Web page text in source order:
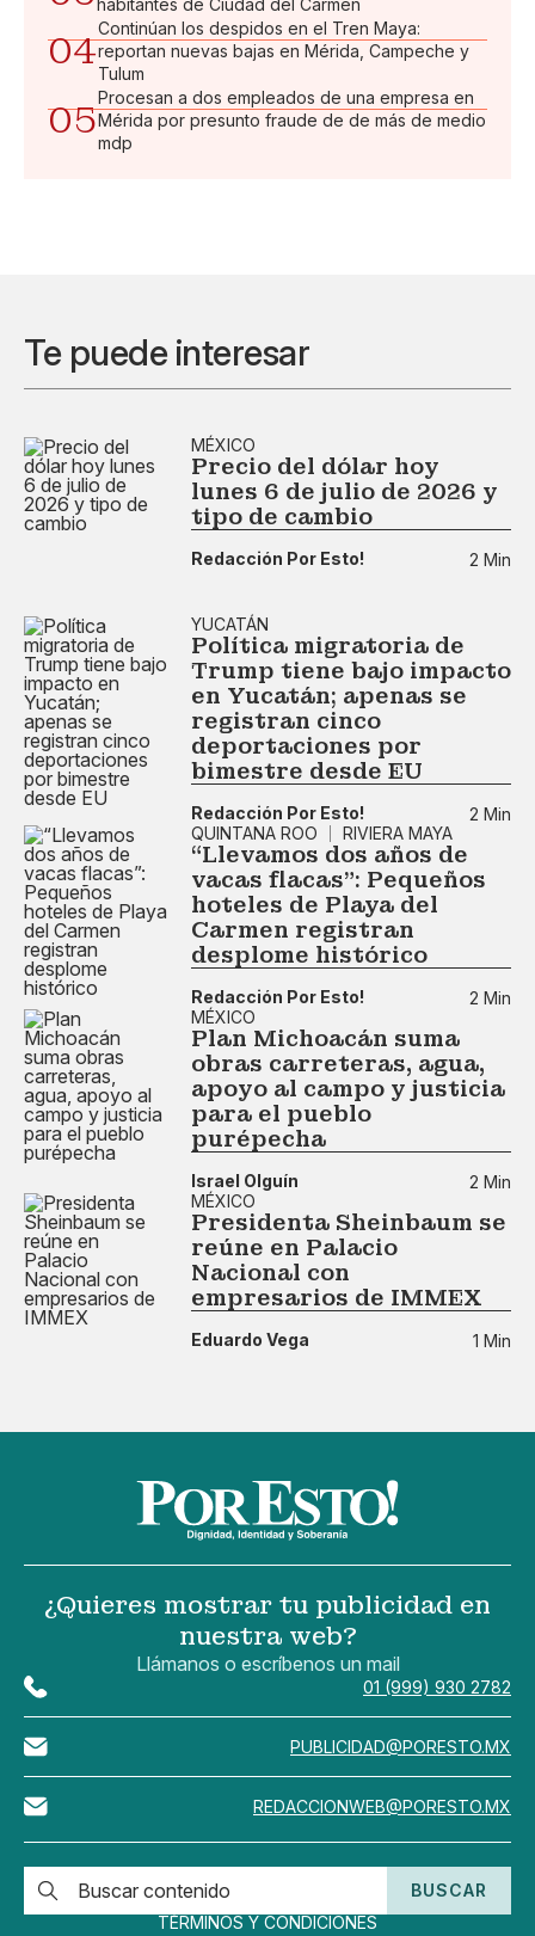
04
Continúan los despidos en el Tren Maya:
reportan nuevas bajas en Mérida, Campeche y
Tulum
05
Procesan a dos empleados de una empresa en
Mérida por presunto fraude de de más de medio
mdp
Te puede interesar
MÉXICO
Precio del dólar hoy
lunes 6 de julio de 2026 y
tipo de cambio
Redacción Por Esto! 2 Min
YUCATÁN
Política migratoria de
Trump tiene bajo impacto
en Yucatán; apenas se
registran cinco
deportaciones por
bimestre desde EU
Redacción Por Esto!
2 Min
QUINTANA ROO
RIVIERA MAYA
“Llevamos dos años de
vacas flacas”: Pequeños
hoteles de Playa del
Carmen registran
desplome histórico
Redacción Por Esto!
2 Min
MÉXICO
Plan Michoacán suma
obras carreteras, agua,
apoyo al campo y justicia
para el pueblo
purépecha
Israel Olguín
2 Min
MÉXICO
Presidenta Sheinbaum se
reúne en Palacio
Nacional con
empresarios de IMMEX
Eduardo Vega 1 Min
¿Quieres mostrar tu publicidad en
nuestra web?
Llámanos o escríbenos un mail
01 (999) 930 2782
PUBLICIDAD@PORESTO.MX
REDACCIONWEB@PORESTO.MX
BUSCAR
TÉRMINOS Y CONDICIONES